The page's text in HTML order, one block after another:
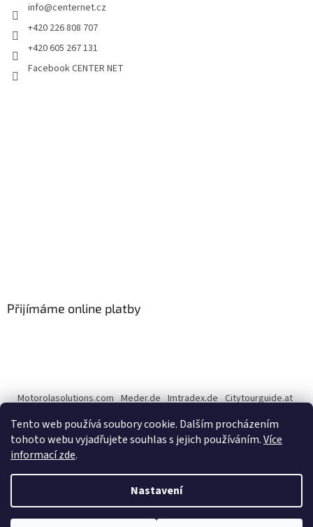
Tento web používá soubory cookie. Dalším procházením
tohoto webu vyjadřujete souhlas s jejich používáním.Více
informací zde.
Nastavení
info@centernet.cz
+420 226 808 707
+420 605 267 131
Facebook CENTER NET
Přijímáme online platby
Motorolasolutions.com Meder.de Imtradex.de Citytourguide.at
Copyright 2026CENTERNET.cz. Všechna práva vyhrazena.Upravit